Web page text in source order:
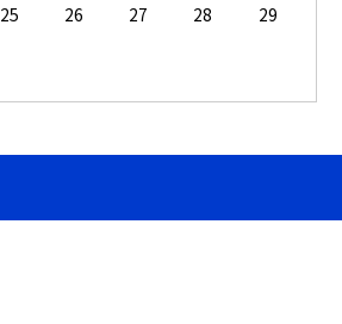
25 26 27 28
29